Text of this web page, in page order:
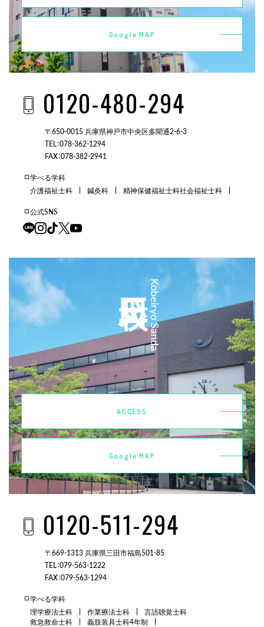
Google MAP
0120-480-294
〒650-0015 兵庫県神戸市中央区多聞通2-6-3
TEL：078-362-1294
FAX：078-382-2941
学べる学科
介護福祉士科
鍼灸科 精神保健福祉士科社会福祉士科
公式SNS
Kobeiryo Sanda
ACCESS
Google MAP
0120-511-294
〒669-1313 兵庫県三田市福島501-85
TEL：079-563-1222
FAX：079-563-1294
学べる学科
理学療法士科
作業療法士科
言語聴覚士科
救急救命士科
義肢装具士科4年制